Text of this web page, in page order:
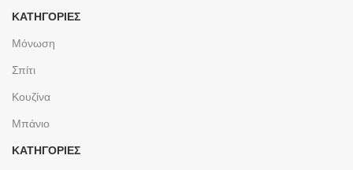
ΚΑΤΗΓΟΡΙΕΣ
Μόνωση
Σπίτι
Κουζίνα
Μπάνιο
ΚΑΤΗΓΟΡΙΕΣ